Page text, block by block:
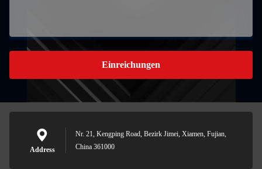
Einreichungen
Address
Nr. 21, Kengping Road, Bezirk Jimei, Xiamen, Fujian,
China 361000